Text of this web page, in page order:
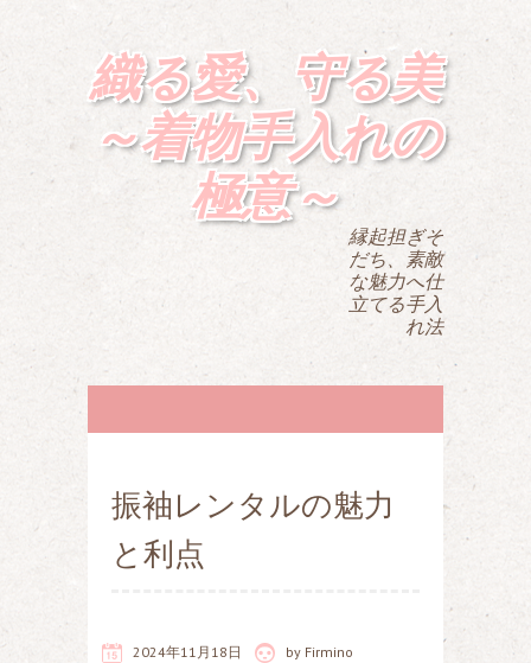
織る愛、守る美
～着物手入れの
極意～
縁起担ぎそ
だち、素敵
な魅力へ仕
立てる手入
れ法
振袖レンタルの魅力
と利点
2024年11月18日 by Firmino